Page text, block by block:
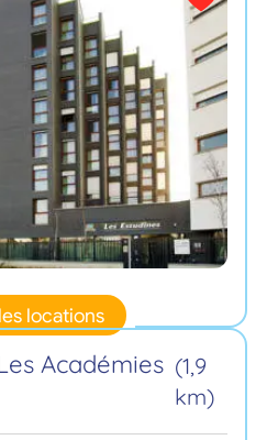
locations
Académies (1,9
km)